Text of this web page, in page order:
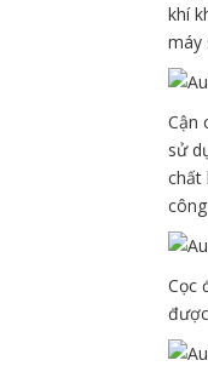
khí
máy
Cận
sử
chất
Cọc